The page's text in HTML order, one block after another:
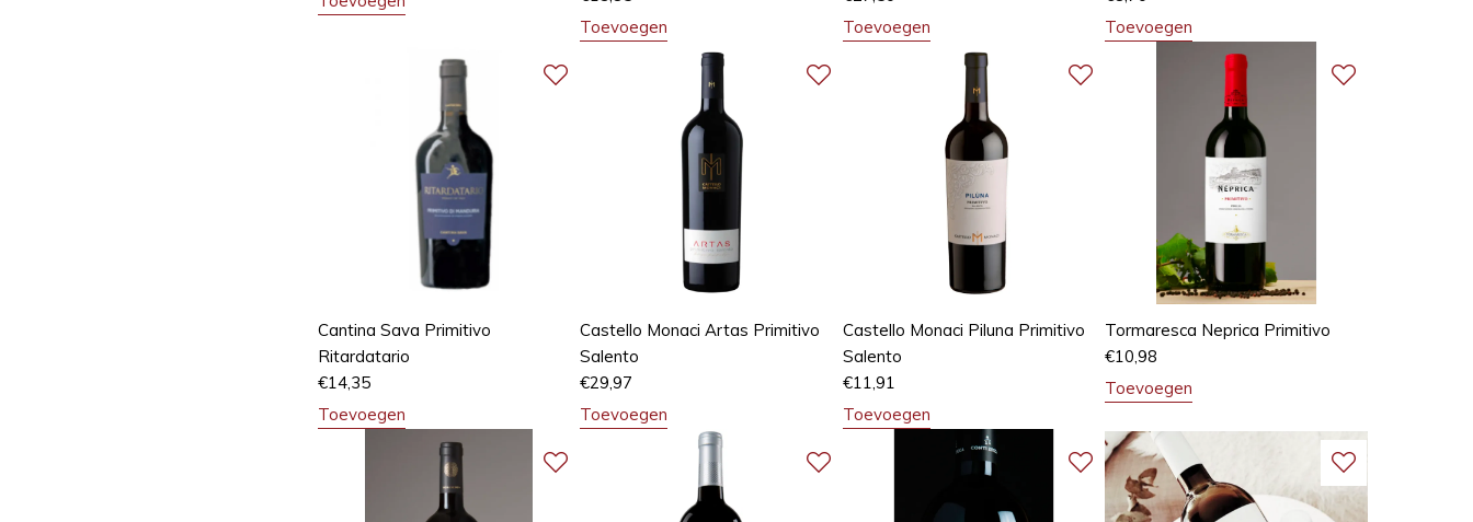
Toevoegen
Toevoegen
Toevoegen
Cantina Sava Primitivo
Ritardatario
€14,35
Toevoegen
Castello Monaci Artas Primitivo
Salento
€29,97
Toevoegen
Castello Monaci Piluna Primitivo
Salento
€11,91
Toevoegen
Tormaresca Neprica Primitivo
€10,98
Toevoegen